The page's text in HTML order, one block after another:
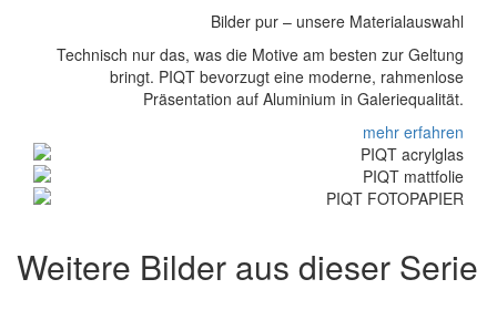
Bilder pur – unsere Materialauswahl
Technisch nur das, was die Motive am besten zur Geltung
bringt. PIQT bevorzugt eine moderne, rahmenlose
Präsentation auf Aluminium in Galeriequalität.
mehr erfahren
Weitere Bilder aus dieser Serie